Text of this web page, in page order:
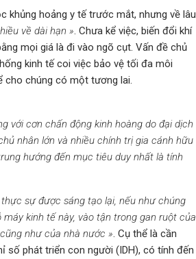
khủng hoảng y tế trước mắt, nhưng về lâu
về dài hạn ». Chưa kể việc, biến đổi khí
mọi giá là đi vào ngõ cụt. Vấn đề chủ
kinh tế coi việc bảo vệ tối đa môi
cho chúng có một tương lai.
với cơn chấn động kinh hoàng do đại dịch
nhân lớn và nhiều chính trị gia cánh hữu
hướng đến mục tiêu duy nhất là tính
sự được sáng tạo lại, nếu như chúng
kinh tế này, vào tận trong gan ruột của
như của nhà nước ». Cụ thể là cần
số phát triển con người (IDH), có tính đến